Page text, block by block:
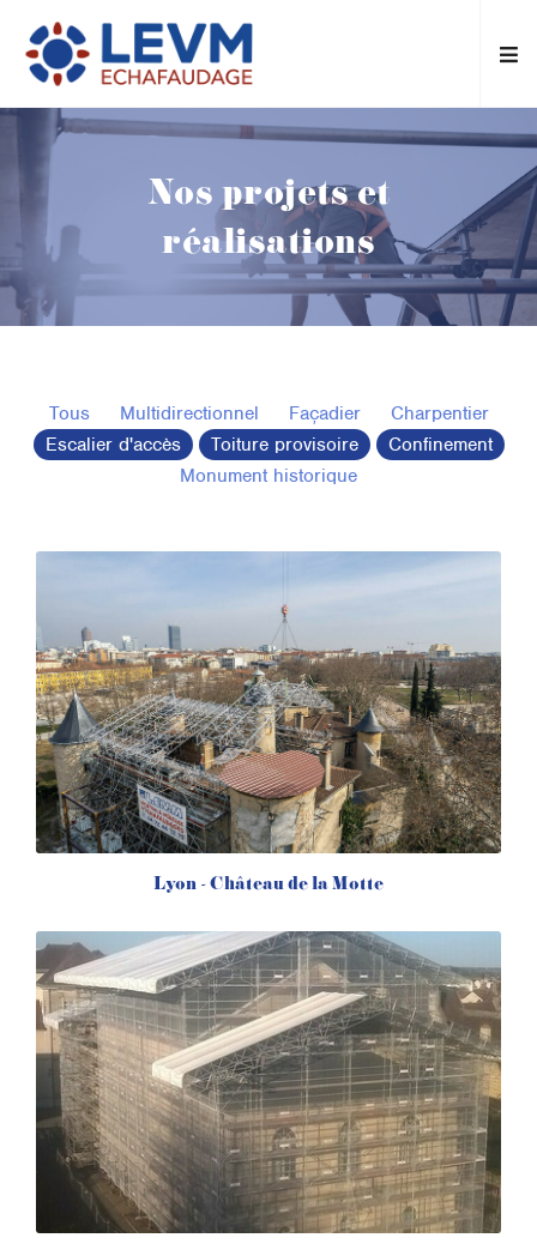
Nos projets et
réalisations
Tous Multidirectionnel Façadier
Charpentier
Escalier d'accès
Toiture provisoire
Confinement
Monument historique
Lyon - Château de la Motte